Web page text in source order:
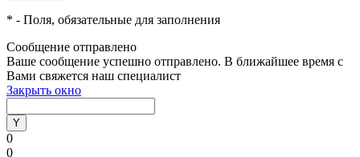
* - Поля, обязательные для заполнения
Сообщение отправлено
Ваше сообщение успешно отправлено. В ближайшее время с
Вами свяжется наш специалист
Закрыть окно
0
0